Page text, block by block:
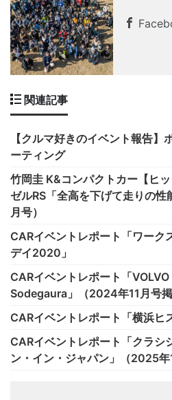
関連記事
【クルマ好きのイベント報告】
ーティング
竹岡圭 K&コンパクトカー【ヒ
ゼルRS「全高を下げて走りの
月号）
CARイベントレポート「ワーク
デイ2020」
CARイベントレポート「
Sodegaura」（2024年11月号掲
CARイベントレポート「横浜ヒ
CARイベントレポート「クラシ
ン・イン・ジャパン」（2025年